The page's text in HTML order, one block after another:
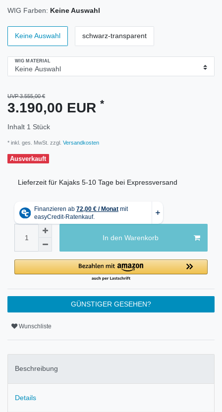
WIG Farben: Keine Auswahl
Keine Auswahl schwarz-transparent
WIG MATERIAL
UVP 3.555,00 €
3.190,00 EUR *
Inhalt 1 Stück
* inkl. ges. MwSt. zzgl. Versandkosten
Ausverkauft
Lieferzeit für Kajaks 5-10 Tage bei Expressversand
In den Warenkorb
GÜNSTIGER GESEHEN?
Wunschliste
Beschreibung
Details